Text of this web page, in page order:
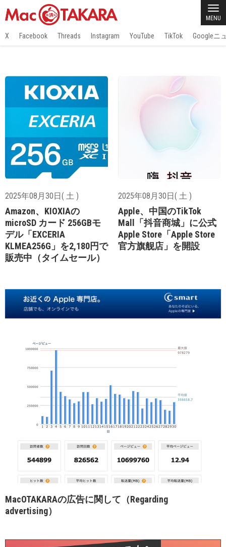
MENU
X Facebook Threads Instagram YouTube TikTok Googleニ
2025年08月30日( 土 )
Amazon、KIOXIAの
microSD カード 256GBモ
デル「EXCERIA
KLMEA256G」を2,180円で
販売中（タイムセール）
2025年08月30日( 土 )
Apple、中国のTikTok
Mall「抖音商城」に公式
Apple Store「Apple Store
官方旗舰店」を開設
MacOTAKARAの広告に関して（Regarding
advertising）